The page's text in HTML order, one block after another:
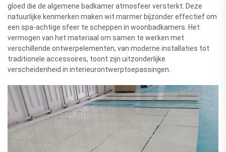
gloed die de algemene badkamer atmosfeer versterkt. Deze
natuurlijke kenmerken maken wit marmer bijzonder effectief om
een spa-achtige sfeer te scheppen in woonbadkamers. Het
vermogen van het materiaal om samen te werken met
verschillende ontwerpelementen, van moderne installaties tot
traditionele accessoires, toont zijn uitzonderlijke
verscheidenheid in interieurontwerptoepassingen.